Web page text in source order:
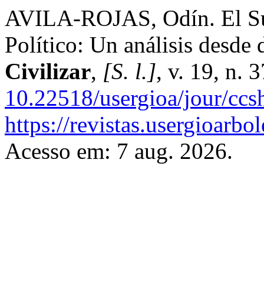
AVILA-ROJAS, Odín. El
Político: Un análisis desde
Civilizar, [S. l.], v. 19, n.
10.22518/usergioa/jour/
https://
Acesso em: 7 aug. 2026.